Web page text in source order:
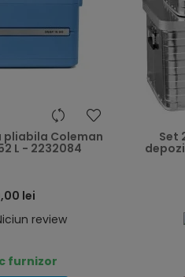
heart
Coleman
L - 2232084
lei
review
furnizor
Set